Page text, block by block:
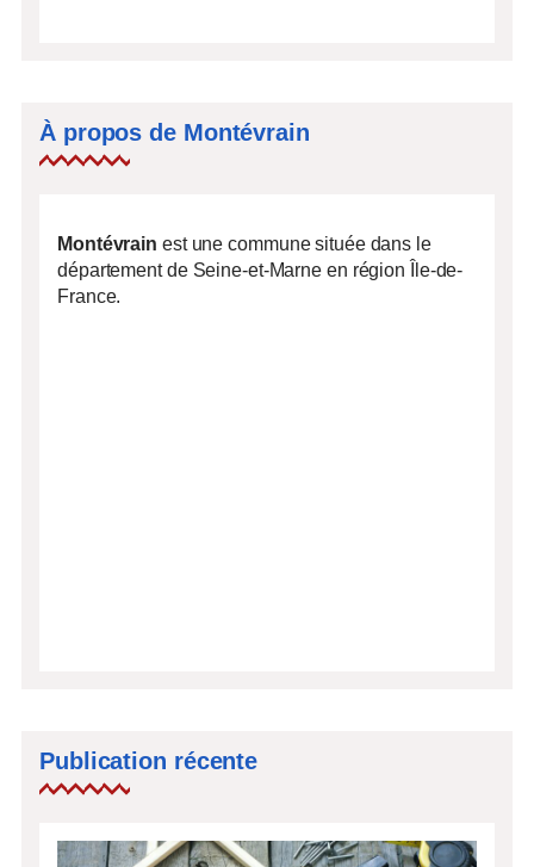
À propos de Montévrain
Montévrain est une commune située dans le
département de Seine-et-Marne en région Île-de-
France.
Publication récente